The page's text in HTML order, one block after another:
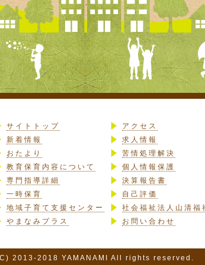
サイトトップ
新着情報
おたより
教育保育内容について
専門指導詳細
一時保育
地域子育て支援センター
やまなみプラス
アクセス
求人情報
苦情処理解決
個人情報保護
決算報告書
自己評価
社会福祉法人山清福
お問い合わせ
2013-2018 YAMANAMI All rights reserved.